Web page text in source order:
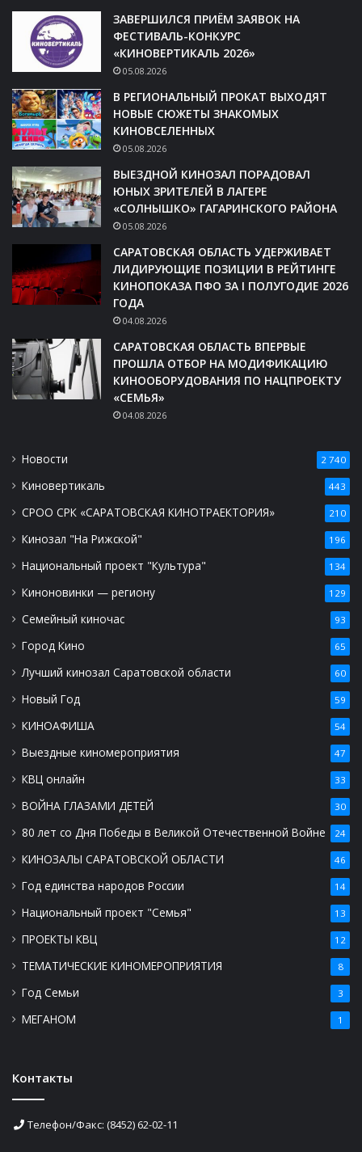
ЗАВЕРШИЛСЯ ПРИЁМ ЗАЯВОК НА
ФЕСТИВАЛЬ-КОНКУРС
«КИНОВЕРТИКАЛЬ 2026»
05.08.2026
В РЕГИОНАЛЬНЫЙ ПРОКАТ ВЫХОДЯТ
НОВЫЕ СЮЖЕТЫ ЗНАКОМЫХ
КИНОВСЕЛЕННЫХ
05.08.2026
ВЫЕЗДНОЙ КИНОЗАЛ ПОРАДОВАЛ
ЮНЫХ ЗРИТЕЛЕЙ В ЛАГЕРЕ
«СОЛНЫШКО» ГАГАРИНСКОГО РАЙОНА
05.08.2026
САРАТОВСКАЯ ОБЛАСТЬ УДЕРЖИВАЕТ
ЛИДИРУЮЩИЕ ПОЗИЦИИ В РЕЙТИНГЕ
КИНОПОКАЗА ПФО ЗА I ПОЛУГОДИЕ 2026
ГОДА
04.08.2026
САРАТОВСКАЯ ОБЛАСТЬ ВПЕРВЫЕ
ПРОШЛА ОТБОР НА МОДИФИКАЦИЮ
КИНООБОРУДОВАНИЯ ПО НАЦПРОЕКТУ
«СЕМЬЯ»
04.08.2026
Новости 2 740
Киновертикаль 443
СРОО СРК «САРАТОВСКАЯ КИНОТРАЕКТОРИЯ» 210
Кинозал "На Рижской" 196
Национальный проект "Культура" 134
Киноновинки — региону 129
Семейный киночас 93
Город Кино 65
Лучший кинозал Саратовской области 60
Новый Год 59
КИНОАФИША 54
Выездные киномероприятия 47
КВЦ онлайн 33
ВОЙНА ГЛАЗАМИ ДЕТЕЙ 30
80 лет со Дня Победы в Великой Отечественной Войне 24
КИНОЗАЛЫ САРАТОВСКОЙ ОБЛАСТИ 46
Год единства народов России 14
Национальный проект "Семья" 13
ПРОЕКТЫ КВЦ 12
ТЕМАТИЧЕСКИЕ КИНОМЕРОПРИЯТИЯ 8
Год Семьи 3
МЕГАНОМ 1
Контакты
Телефон/Факс: (8452) 62-02-11